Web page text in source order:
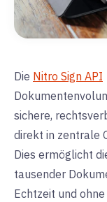
Die Nitro Sign API
sichere,
direkt in zentrale
Dies ermöglicht
tausender
Echtzeit und